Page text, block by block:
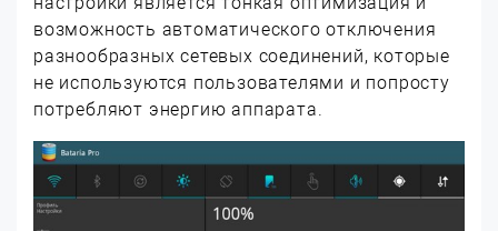
возможность автоматического отключения
разнообразных сетевых соединений, которые
не используются пользователями и попросту
потребляют энергию аппарата.